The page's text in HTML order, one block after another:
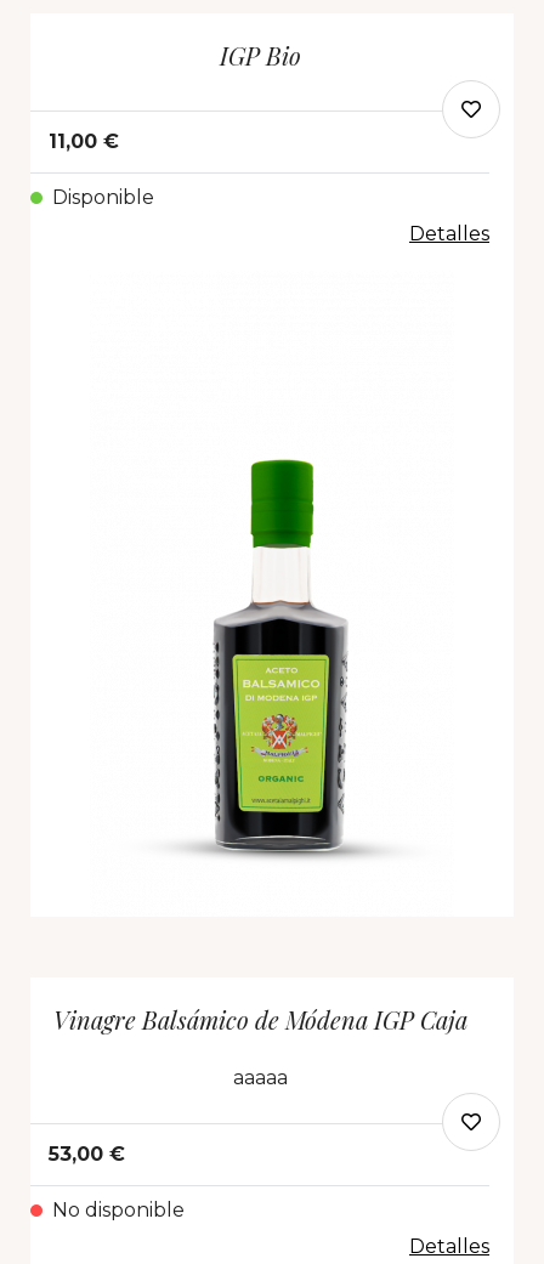
IGP Bio
11,00 €
Disponible
Detalles
Vinagre Balsámico de Módena IGP Caja
aaaaa
53,00 €
No disponible
Detalles